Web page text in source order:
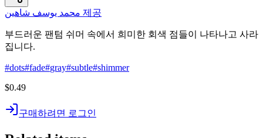
محمد يوسف شاهين 제공
부드러운 팬텀 쉬머 속에서 희미한 회색 점들이 나타나고 사라
집니다.
#dots#fade#gray#subtle#shimmer
$0.49
구매하려면 로그인